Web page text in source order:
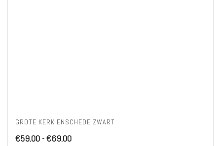
GROTE KERK ENSCHEDE ZWART
€59.00 -€69.00Prijsklasse: